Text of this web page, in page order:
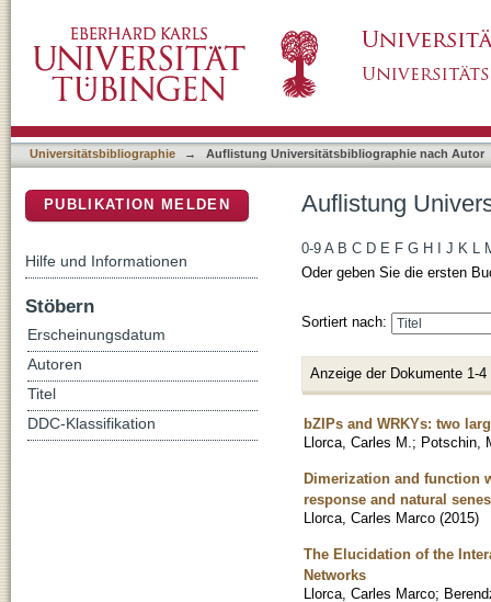
Universitätsbibliographie → Auflistung Universitätsbibliographie nach Autor
Auflistung
0-9 A B C D E F G H J K L
Oder geben Sie die ersten
Sortiert nach:
Anzeige der Dokumente 1-4
bZIPs and WRKYs: two
Llorca, Carles M. ; Potschin,
Dimerization and function
response and natural
Llorca, Carles Marco (2015)
The Elucidation of the
Networks
Llorca, Carles Marco;
PUBLIKATION MELDEN
Hilfe und Informationen
Stöbern
Erscheinungsdatum
Autoren
Titel
DDC-Klassifikation